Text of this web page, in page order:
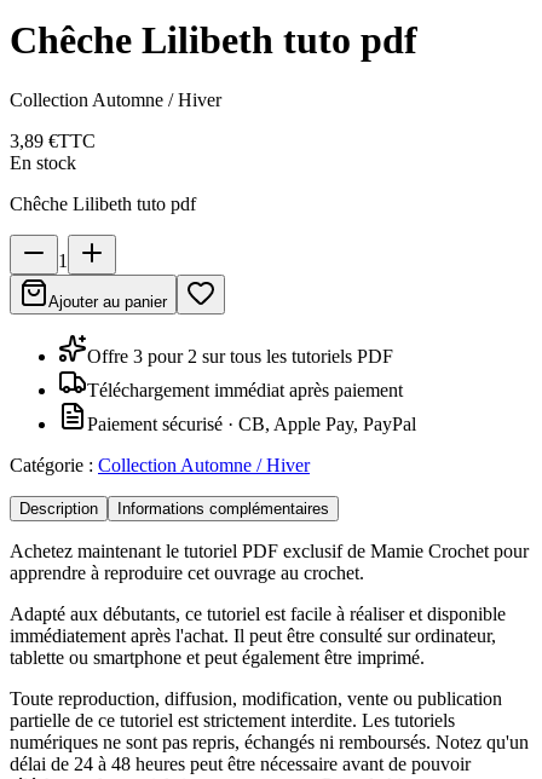
Chêche Lilibeth tuto pdf
Collection Automne / Hiver
3,89 €TTC
En stock
Chêche Lilibeth tuto pdf
1
Ajouter au panier
Offre 3 pour 2 sur tous les tutoriels PDF
Téléchargement immédiat après paiement
Paiement sécurisé · CB, Apple Pay, PayPal
Catégorie : Collection Automne / Hiver
Description Informations complémentaires
Achetez maintenant le tutoriel PDF exclusif de Mamie Crochet pour
apprendre à reproduire cet ouvrage au crochet.
Adapté aux débutants, ce tutoriel est facile à réaliser et disponible
immédiatement après l'achat. Il peut être consulté sur ordinateur,
tablette ou smartphone et peut également être imprimé.
Toute reproduction, diffusion, modification, vente ou publication
partielle de ce tutoriel est strictement interdite. Les tutoriels
numériques ne sont pas repris, échangés ni remboursés. Notez qu'un
délai de 24 à 48 heures peut être nécessaire avant de pouvoir